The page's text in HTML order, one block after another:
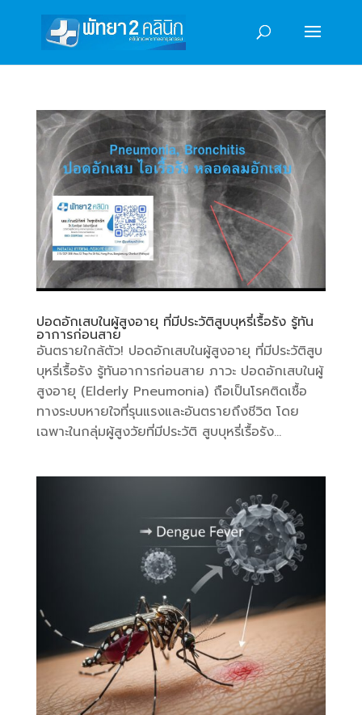
ปอดอักเสบในผู้สูงอายุ ที่มีประวัติสูบบุหรี่เรื้อรัง รู้ทัน
อาการก่อนสาย
อันตรายใกล้ตัว! ปอดอักเสบในผู้สูงอายุ ที่มีประวัติสูบ
บุหรี่เรื้อรัง รู้ทันอาการก่อนสาย ภาวะ ปอดอักเสบในผู้
สูงอายุ (Elderly Pneumonia) ถือเป็นโรคติดเชื้อ
ทางระบบหายใจที่รุนแรงและอันตรายถึงชีวิต โดย
เฉพาะในกลุ่มผู้สูงวัยที่มีประวัติ สูบบุหรี่เรื้อรัง...